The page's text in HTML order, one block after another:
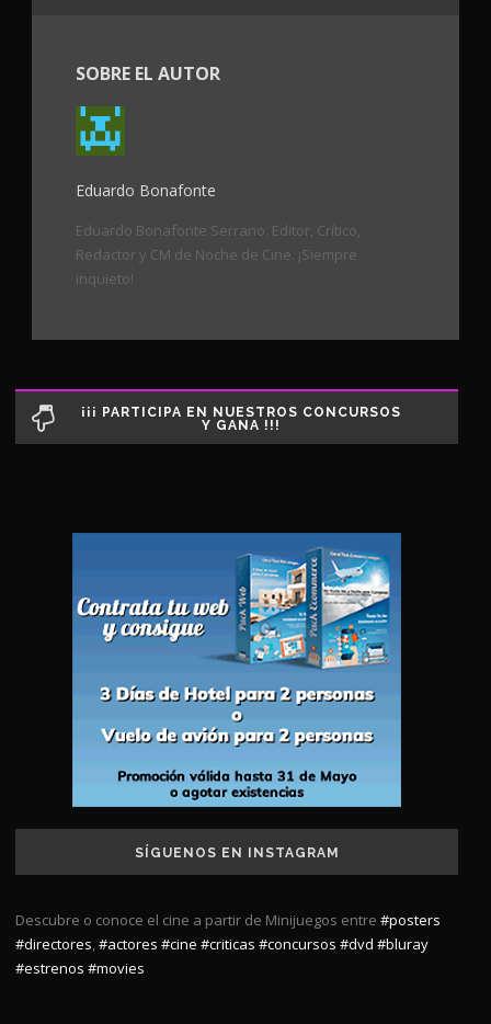
SOBRE EL AUTOR
Eduardo Bonafonte
Eduardo Bonafonte Serrano. Editor, Crítico,
Redactor y CM de Noche de Cine. ¡Siempre
inquieto!
¡¡¡ PARTICIPA EN NUESTROS CONCURSOS
Y GANA !!!
SÍGUENOS EN INSTAGRAM
Descubre o conoce el cine a partir de Minijuegos entre #posters
#directores,#actores #cine #criticas #concursos #dvd #bluray
#estrenos #movies